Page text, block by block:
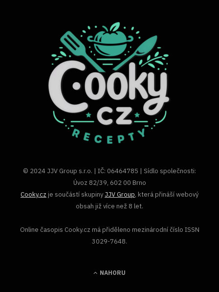
© 2024 JJV Group s.r.o. | IČ: 06464785 | Sídlo společnosti:
Úvoz 82/39, 602 00 Brno
Cooky.cz je součástí skupiny JJV Group, která přináší webový
obsah již více než 8 let.
Online časopis Cooky.cz má přiděleno mezinárodní číslo ISSN
3029-7648.
NAHORU